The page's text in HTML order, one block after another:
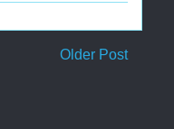
Older Post